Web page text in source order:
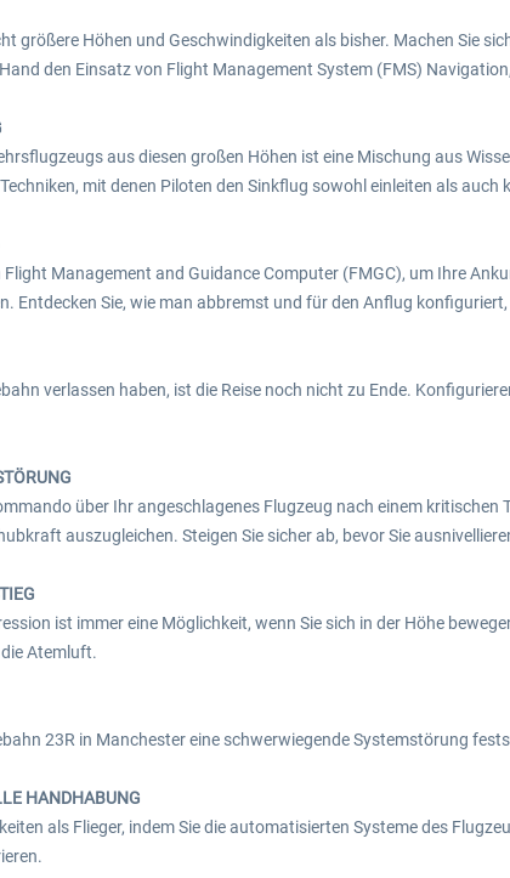
größere Höhen und Geschwindigkeiten als bisher. Machen Sie
den Einsatz von Flight Management System (FMS)
aus diesen großen Höhen ist eine Mischung aus
mit denen Piloten den Sinkflug sowohl einleiten als auch
Flight Management and Guidance Computer (FMGC), um Ihre
Entdecken Sie, wie man abbremst und für den Anflug
verlassen haben, ist die Reise noch nicht zu Ende.
über Ihr angeschlagenes Flugzeug nach einem
auszugleichen. Steigen Sie sicher ab, bevor Sie
ist immer eine Möglichkeit, wenn Sie sich in der Höhe
Atemluft.
23R in Manchester eine schwerwiegende Systemstörung
HANDHABUNG
als Flieger, indem Sie die automatisierten Systeme des